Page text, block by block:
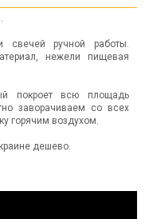
ручной работы.
нежели пищевая
покроет всю площадь
заворачиваем со всех
горячим воздухом.
дешево.